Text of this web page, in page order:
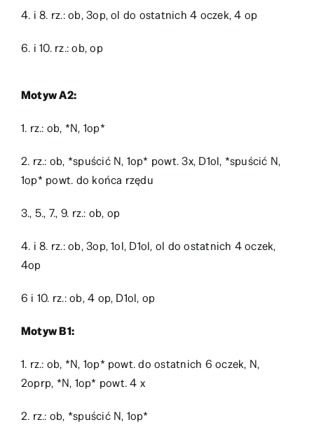
4. i 8. rz.: ob, 3op, ol do ostatnich 4 oczek, 4 op
6. i 10. rz.: ob, op
Motyw A2:
1. rz.: ob, *N, 1op*
2. rz.: ob, *spuścić N, 1op* powt. 3x, D1ol, *spuścić N,
1op* powt. do końca rzędu
3., 5., 7., 9. rz.: ob, op
4. i 8. rz.: ob, 3op, 1ol, D1ol, ol do ostatnich 4 oczek,
4op
6 i 10. rz.: ob, 4 op, D1ol, op
Motyw B1:
1. rz.: ob, *N, 1op* powt. do ostatnich 6 oczek, N,
2oprp, *N, 1op* powt. 4 x
2. rz.: ob, *spuścić N, 1op*